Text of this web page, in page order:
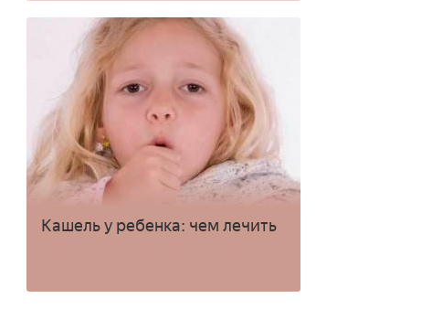
Кашель у ребенка: чем лечить